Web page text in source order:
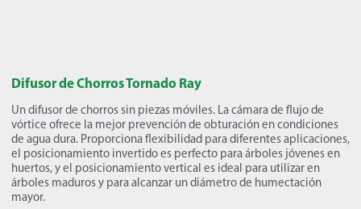
Difusor de Chorros Tornado Ray
Un difusor de chorros sin piezas móviles. La cámara de flujo de
vórtice ofrece la mejor prevención de obturación en condiciones
de agua dura. Proporciona flexibilidad para diferentes aplicaciones,
el posicionamiento invertido es perfecto para árboles jóvenes en
huertos, y el posicionamiento vertical es ideal para utilizar en
árboles maduros y para alcanzar un diámetro de humectación
mayor.